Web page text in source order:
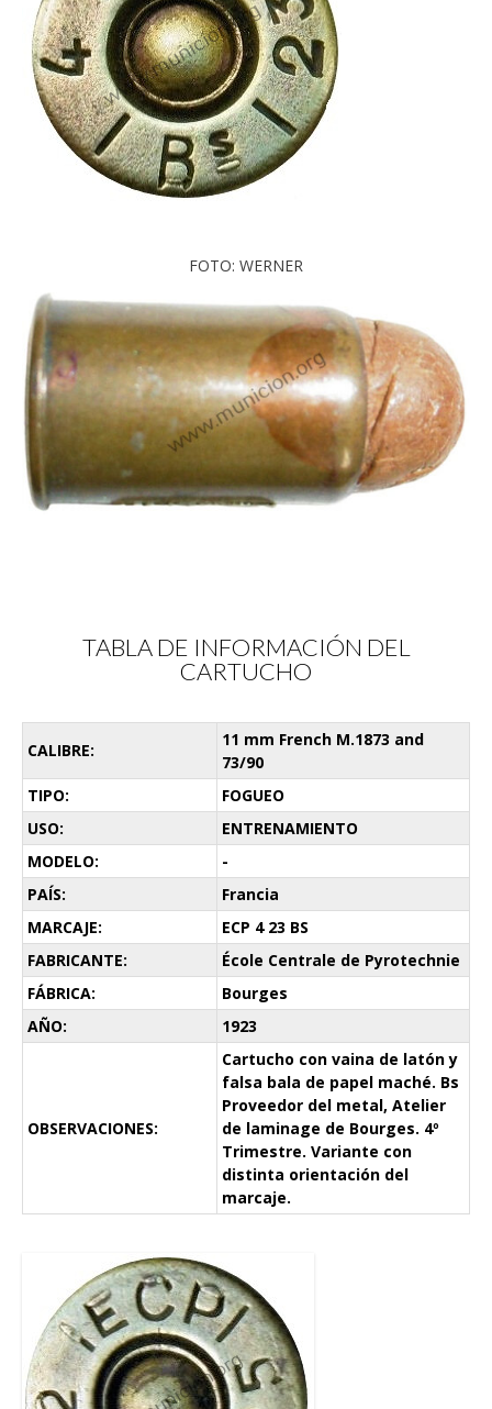
FOTO: WERNER
TABLA DE INFORMACIÓN DEL
CARTUCHO
CALIBRE:
11 mm French M.1873 and
73/90
TIPO:
FOGUEO
USO:
ENTRENAMIENTO
MODELO:
-
PAÍS:
Francia
MARCAJE:
ECP 4 23 BS
FABRICANTE:
École Centrale de Pyrotechnie
FÁBRICA:
Bourges
AÑO:
1923
OBSERVACIONES:
Cartucho con vaina de latón y
falsa bala de papel maché. Bs
Proveedor del metal, Atelier
de laminage de Bourges. 4º
Trimestre. Variante con
distinta orientación del
marcaje.